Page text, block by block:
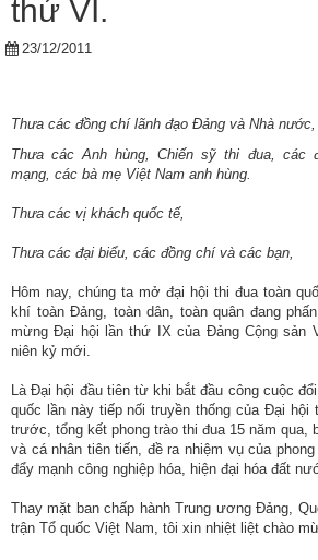
chung
của
TĐKT
Trung
ương
Hướng
dẫn
thủ
tục
thức
khen
thưởng
kỳ
thứ VI.
23/12/2011
Thưa các đồng chí lãnh đạo Đảng và Nhà nước,
Thưa các Anh hùng, Chiến sỹ thi đua, các
mạng, các bà mẹ Việt Nam anh hùng.
Thưa các vị khách quốc tế,
Thưa các đại biểu, các đồng chí và các bạn,
Hôm nay, chúng ta mở đại hội thi đua toàn
khí toàn Đảng, toàn dân, toàn quân đang
mừng Đại hội lần thứ IX của Đảng Cộng sản
niên kỷ mới.
Là Đại hội đầu tiên từ khi bắt đầu công cuộc
quốc lần này tiếp nối truyền thống của Đại hội
trước, tổng kết phong trào thi đua 15 năm qua,
và cá nhân tiên tiến, đề ra nhiệm vụ của
đẩy mạnh công nghiệp hóa, hiện đại hóa đất
Thay mặt ban chấp hành Trung ương Đảng,
trận Tổ quốc Việt Nam, tôi xin nhiệt liệt chào